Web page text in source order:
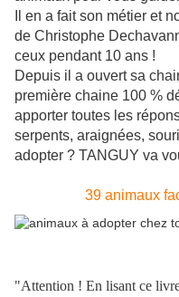
Il en a fait son métier et
de Christophe
ceux pendant 10 ans !
Depuis il a ouvert sa
première chaine 100 %
apporter toutes les
serpents, araignées,
adopter ? TANGUY va
39 animaux
"Attention ! En lisant ce